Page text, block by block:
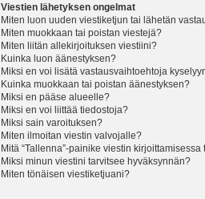
Viestien lähetyksen ongelmat
Miten luon uuden viestiketjun tai lähetän
Miten muokkaan tai poistan viestejä?
Miten liitän allekirjoituksen viestiini?
Kuinka luon äänestyksen?
Miksi en voi lisätä vastausvaihtoehtoja
Kuinka muokkaan tai poistan äänestyksen?
Miksi en pääse alueelle?
Miksi en voi liittää tiedostoja?
Miksi sain varoituksen?
Miten ilmoitan viestin valvojalle?
Mitä “Tallenna”-painike viestin kirjoittamisessa
Miksi minun viestini tarvitsee hyväksynnän?
Miten tönäisen viestiketjuani?